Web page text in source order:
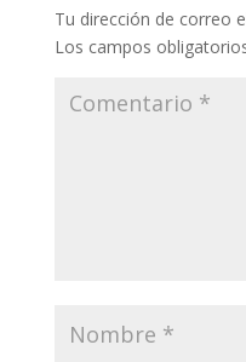
Tu dirección de correo
Los campos